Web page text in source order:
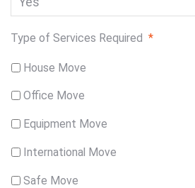
Type of Services Required *
House Move
Office Move
Equipment Move
International Move
Safe Move